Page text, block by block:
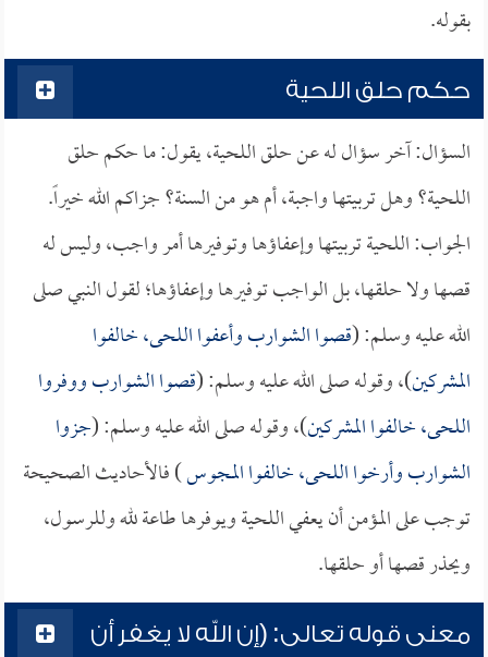
بقوله.
حكم حلق اللحية
السؤال: آخر سؤال له عن حلق اللحية، يقول: ما حكم حلق
اللحية؟ وهل تربيتها واجبة، أم هو من السنة؟ جزاكم الله خيراً.
الجواب: اللحية تربيتها وإعفاؤها وتوفيرها أمر واجب، وليس له
قصها ولا حلقها، بل الواجب توفيرها وإعفاؤها؛ لقول النبي صلى
الله عليه وسلم: (قصوا الشوارب وأعفوا اللحى، خالفوا
المشركين)، وقوله صلى الله عليه وسلم: (قصوا الشوارب ووفروا
اللحى، خالفوا المشركين)، وقوله صلى الله عليه وسلم: (جزوا
الشوارب وأرخوا اللحى، خالفوا المجوس) فالأحاديث الصحيحة
توجب على المؤمن أن يعفي اللحية ويوفرها طاعة لله وللرسول،
ويحذر قصها أو حلقها.
معنى قوله تعالى: (إن الله لا يغفر أن